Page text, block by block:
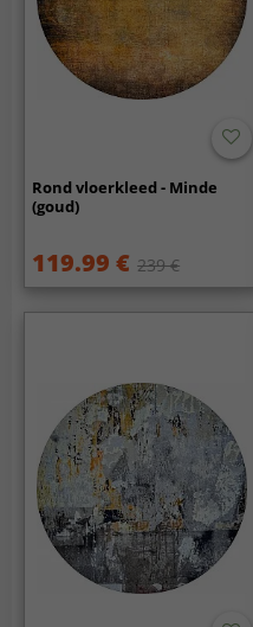
Rond vloerkleed - Minde
(goud)
119.99 € 239 €